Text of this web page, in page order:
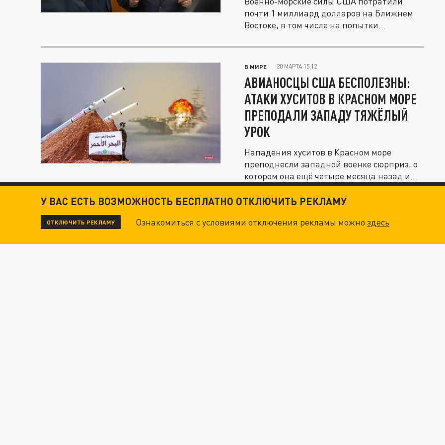
почти 1 миллиард долларов на Ближнем
Востоке, в том числе на попытки...
В МИРЕ 20 МАРТА 15:12
АВИАНОСЦЫ США БЕСПОЛЕЗНЫ:
АТАКИ ХУСИТОВ В КРАСНОМ МОРЕ
ПРЕПОДАЛИ ЗАПАДУ ТЯЖЁЛЫЙ
УРОК
Нападения хуситов в Красном море
преподнесли западной военке сюрприз, о
котором она ещё четыре месяца назад и...
У ВАС ЕСТЬ ВОЗМОЖНОСТЬ БЕСПЛАТНО ОТКЛЮЧИТЬ РЕКЛАМУ
ОТКЛЮЧИТЬ РЕКЛАМУ Ознакомиться с условиями отключения рекламы можноздесь